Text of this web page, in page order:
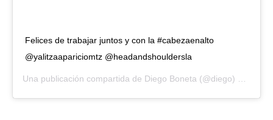
Felices de trabajar juntos y con la #cabezaenalto
@yalitzaapariciomtz @headandshouldersla
Una publicación compartida de Diego Boneta (@diego) el